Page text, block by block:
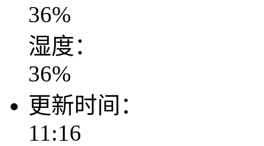
36%
湿度：
36%
更新时间：
11:16